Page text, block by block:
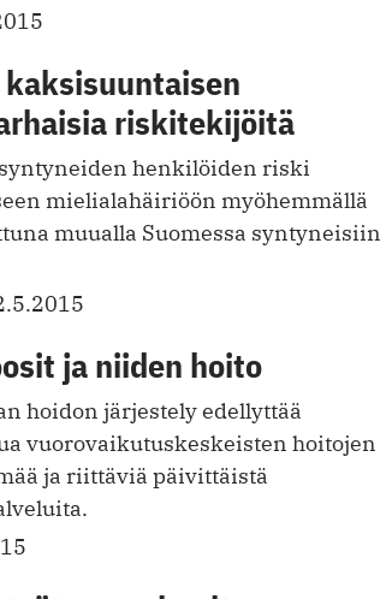
riskitekijöitä
henkilöiden riski
mielialahäiriöön myöhemmällä
muualla Suomessa syntyneisiin
ja niiden hoito
hoidon järjestely edellyttää
vuorovaikutus­keskeisten hoitojen
ja riittäviä päivittäistä